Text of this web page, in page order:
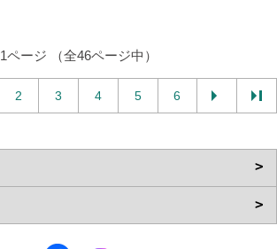
1ページ （全46ページ中）
2 3 4 5 6